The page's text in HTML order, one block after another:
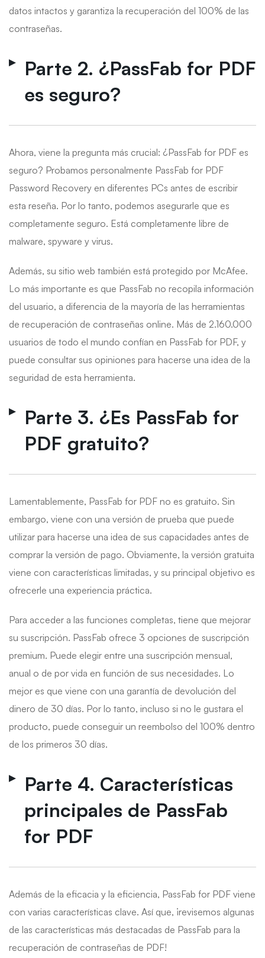
datos intactos y garantiza la recuperación del 100% de las
contraseñas.
Parte 2. ¿PassFab for PDF
es seguro?
Ahora, viene la pregunta más crucial: ¿PassFab for PDF es
seguro? Probamos personalmente PassFab for PDF
Password Recovery en diferentes PCs antes de escribir
esta reseña. Por lo tanto, podemos asegurarle que es
completamente seguro. Está completamente libre de
malware, spyware y virus.
Además, su sitio web también está protegido por McAfee.
Lo más importante es que PassFab no recopila información
del usuario, a diferencia de la mayoría de las herramientas
de recuperación de contraseñas online. Más de 2.160.000
usuarios de todo el mundo confían en PassFab for PDF, y
puede consultar sus opiniones para hacerse una idea de la
seguridad de esta herramienta.
Parte 3. ¿Es PassFab for
PDF gratuito?
Lamentablemente, PassFab for PDF no es gratuito. Sin
embargo, viene con una versión de prueba que puede
utilizar para hacerse una idea de sus capacidades antes de
comprar la versión de pago. Obviamente, la versión gratuita
viene con características limitadas, y su principal objetivo es
ofrecerle una experiencia práctica.
Para acceder a las funciones completas, tiene que mejorar
su suscripción. PassFab ofrece 3 opciones de suscripción
premium. Puede elegir entre una suscripción mensual,
anual o de por vida en función de sus necesidades. Lo
mejor es que viene con una garantía de devolución del
dinero de 30 días. Por lo tanto, incluso si no le gustara el
producto, puede conseguir un reembolso del 100% dentro
de los primeros 30 días.
Parte 4. Características
principales de PassFab
for PDF
Además de la eficacia y la eficiencia, PassFab for PDF viene
con varias características clave. Así que, ¡revisemos algunas
de las características más destacadas de PassFab para la
recuperación de contraseñas de PDF!